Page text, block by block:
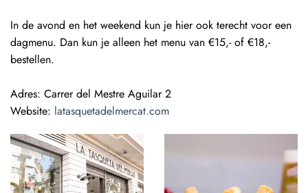
In de avond en het weekend kun je hier ook terecht voor een
dagmenu. Dan kun je alleen het menu van €15,- of €18,-
bestellen.
Adres: Carrer del Mestre Aguilar 2
Website: latasquetadelmercat.com